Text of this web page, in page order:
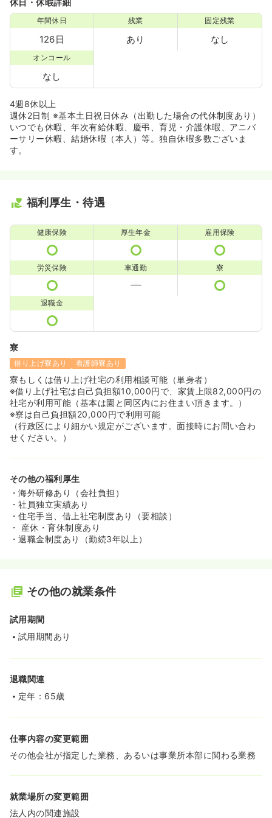
休日・休暇詳細
年間休日
126日
残業
あり
固定残業
なし
オンコール
なし
4週8休以上
週休2日制 ※基本土日祝日休み（出勤した場合の代休制度あり）
いつでも休暇、年次有給休暇、慶弔、育児・介護休暇、アニバ
ーサリー休暇、結婚休暇（本人）等。独自休暇多数ございま
す。
福利厚生・待遇
健康保険 厚生年金 雇用保険
労災保険 車通勤 寮
退職金
寮
借り上げ寮あり 看護師寮あり
寮もしくは借り上げ社宅の利用相談可能（単身者）
※借り上げ社宅は自己負担額10,000円で、家賃上限82,000円の
社宅が利用可能（基本は園と同区内にお住まい頂きます。）
※寮は自己負担額20,000円で利用可能
（行政区により細かい規定がございます。面接時にお問い合わ
せください。）
その他の福利厚生
・海外研修あり（会社負担）
・社員独立実績あり
・住宅手当、借上社宅制度あり（要相談）
・ 産休・育休制度あり
・退職金制度あり（勤続3年以上）
その他の就業条件
試用期間
試用期間あり
退職関連
定年：65歳
仕事内容の変更範囲
その他会社が指定した業務、あるいは事業所本部に関わる業務
就業場所の変更範囲
法人内の関連施設